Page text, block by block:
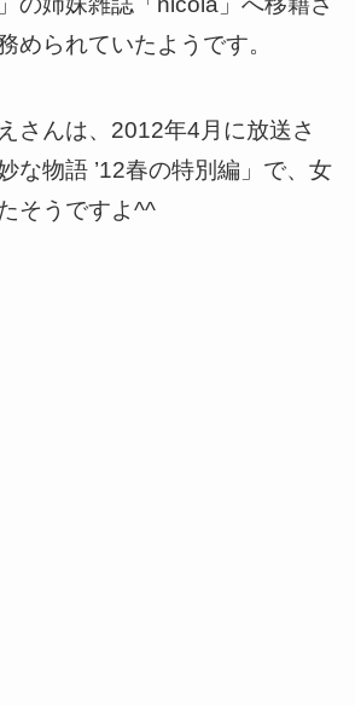
められていたようです。
さんは、2012年4月に放送さ
な物語 ’12春の特別編」で、女
そうですよ^^